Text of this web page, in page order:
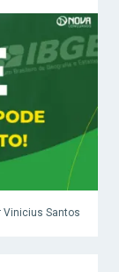
Vinicius Santos